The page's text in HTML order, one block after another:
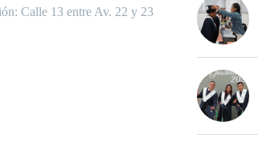
Calle 13 entre Av. 22 y 23